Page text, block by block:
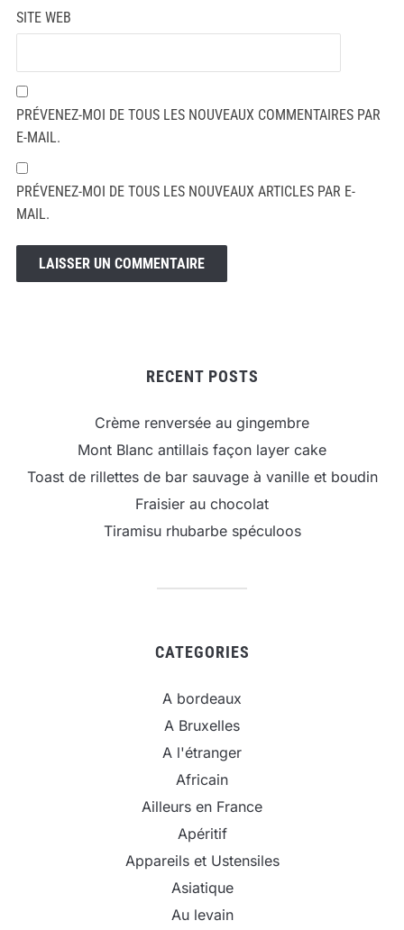
SITE WEB
PRÉVENEZ-MOI DE TOUS LES NOUVEAUX COMMENTAIRES PAR
E-MAIL.
PRÉVENEZ-MOI DE TOUS LES NOUVEAUX ARTICLES PAR E-
MAIL.
RECENT POSTS
Crème renversée au gingembre
Mont Blanc antillais façon layer cake
Toast de rillettes de bar sauvage à vanille et boudin
Fraisier au chocolat
Tiramisu rhubarbe spéculoos
CATEGORIES
A bordeaux
A Bruxelles
A l'étranger
Africain
Ailleurs en France
Apéritif
Appareils et Ustensiles
Asiatique
Au levain